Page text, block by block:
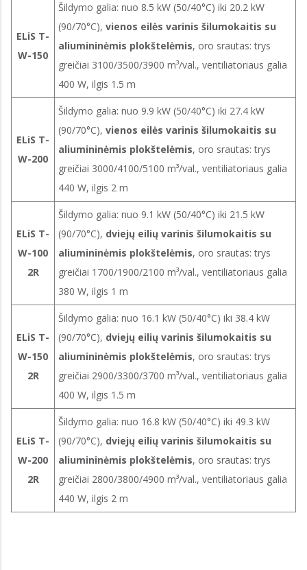
ELiS T-
W-150
Šildymo galia: nuo 8.5 kW (50/40°C) iki 20.2 kW
(90/70°C), vienos eilės varinis šilumokaitis su
aliumininėmis plokštelėmis, oro srautas: trys
greičiai 3100/3500/3900 m³/val., ventiliatoriaus galia
400 W, ilgis 1.5 m
ELiS T-
W-200
Šildymo galia: nuo 9.9 kW (50/40°C) iki 27.4 kW
(90/70°C), vienos eilės varinis šilumokaitis su
aliumininėmis plokštelėmis, oro srautas: trys
greičiai 3000/4100/5100 m³/val., ventiliatoriaus galia
440 W, ilgis 2 m
ELiS T-
W-100
2R
Šildymo galia: nuo 9.1 kW (50/40°C) iki 21.5 kW
(90/70°C), dviejų eilių varinis šilumokaitis su
aliumininėmis plokštelėmis, oro srautas: trys
greičiai 1700/1900/2100 m³/val., ventiliatoriaus galia
380 W, ilgis 1 m
ELiS T-
W-150
2R
Šildymo galia: nuo 16.1 kW (50/40°C) iki 38.4 kW
(90/70°C), dviejų eilių varinis šilumokaitis su
aliumininėmis plokštelėmis, oro srautas: trys
greičiai 2900/3300/3700 m³/val., ventiliatoriaus galia
400 W, ilgis 1.5 m
ELiS T-
W-200
2R
Šildymo galia: nuo 16.8 kW (50/40°C) iki 49.3 kW
(90/70°C), dviejų eilių varinis šilumokaitis su
aliumininėmis plokštelėmis, oro srautas: trys
greičiai 2800/3800/4900 m³/val., ventiliatoriaus galia
440 W, ilgis 2 m